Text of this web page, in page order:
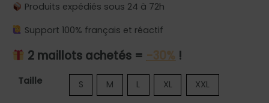
Produits expédiés sous 24 à 72h
Support 100% français et réactif
2 maillots achetés = -30% !
Taille S M L XL XXL
quantité